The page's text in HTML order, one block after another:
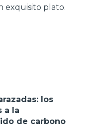
exquisito plato.
los
a la
de carbono